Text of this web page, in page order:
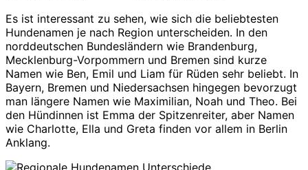
Es ist interessant zu sehen, wie sich die beliebtesten
Hundenamen je nach Region unterscheiden. In den
norddeutschen Bundesländern wie Brandenburg,
Mecklenburg-Vorpommern und Bremen sind kurze
Namen wie Ben, Emil und Liam für Rüden sehr beliebt. In
Bayern, Bremen und Niedersachsen hingegen bevorzugt
man längere Namen wie Maximilian, Noah und Theo. Bei
den Hündinnen ist Emma der Spitzenreiter, aber Namen
wie Charlotte, Ella und Greta finden vor allem in Berlin
Anklang.